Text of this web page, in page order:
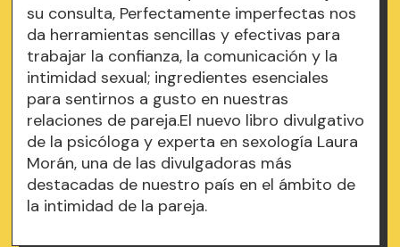
su consulta, Perfectamente imperfectas nos
da herramientas sencillas y efectivas para
trabajar la confianza, la comunicación y la
intimidad sexual; ingredientes esenciales
para sentirnos a gusto en nuestras
relaciones de pareja.El nuevo libro divulgativo
de la psicóloga y experta en sexología Laura
Morán, una de las divulgadoras más
destacadas de nuestro país en el ámbito de
la intimidad de la pareja.